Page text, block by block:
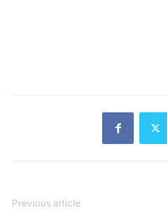
Previous article